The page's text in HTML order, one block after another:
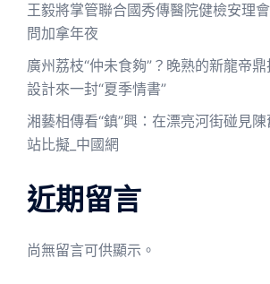
王毅將掌管聯合國秀傳醫院健檢安理
問加拿年夜
廣州荔枝“仲未食夠”？晚熟的新龍帝
設計來一封“夏季情書”
湘藝相傳看“鎮”興：在漂亮河街碰見
站比擬_中國網
近期留言
尚無留言可供顯示。